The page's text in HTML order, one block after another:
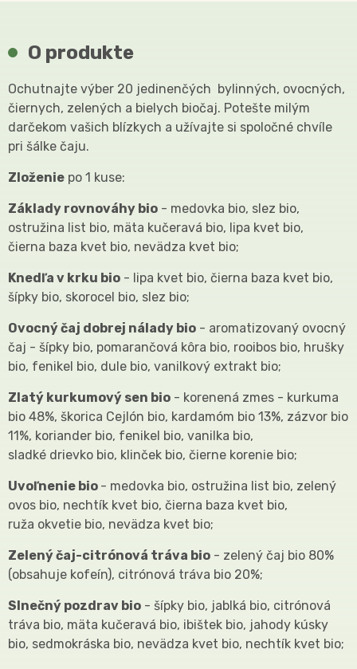
O produkte
Ochutnajte výber 20 jedinenčých bylinných, ovocných,
čiernych, zelených a bielych biočaj. Potešte milým
darčekom vašich blízkych a užívajte si spoločné chvíle
pri šálke čaju.
Zloženie po 1 kuse:
Základy rovnováhy bio - medovka bio, slez bio,
ostružina list bio, mäta kučeravá bio, lipa kvet bio,
čierna baza kvet bio, nevädza kvet bio;
Knedľa v krku bio - lipa kvet bio, čierna baza kvet bio,
šípky bio, skorocel bio, slez bio;
Ovocný čaj dobrej nálady bio - aromatizovaný ovocný
čaj - šípky bio, pomarančová kôra bio, rooibos bio, hrušky
bio, fenikel bio, dule bio, vanilkový extrakt bio;
Zlatý kurkumový sen bio - korenená zmes - kurkuma
bio 48%, škorica Cejlón bio, kardamóm bio 13%, zázvor bio
11%, koriander bio, fenikel bio, vanilka bio,
sladké drievko bio, klinček bio, čierne korenie bio;
Uvoľnenie bio - medovka bio, ostružina list bio, zelený
ovos bio, nechtík kvet bio, čierna baza kvet bio,
ruža okvetie bio, nevädza kvet bio;
Zelený čaj-citrónová tráva bio - zelený čaj bio 80%
(obsahuje kofeín), citrónová tráva bio 20%;
Slnečný pozdrav bio - šípky bio, jablká bio, citrónová
tráva bio, mäta kučeravá bio, ibištek bio, jahody kúsky
bio, sedmokráska bio, nevädza kvet bio, nechtík kvet bio;